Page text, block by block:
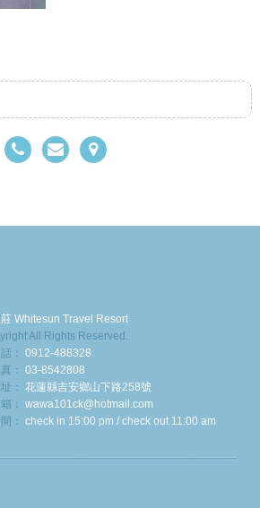
Whitesun Travel Resort
All Rights Reserved.
： 0912-488328
： 03-8542808
： 花蓮縣吉安鄉山下路258號
： wawa101ck@hotmail.com
： check in 15:00 pm / check out 11:00 am